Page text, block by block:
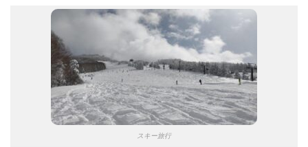
スキー旅行